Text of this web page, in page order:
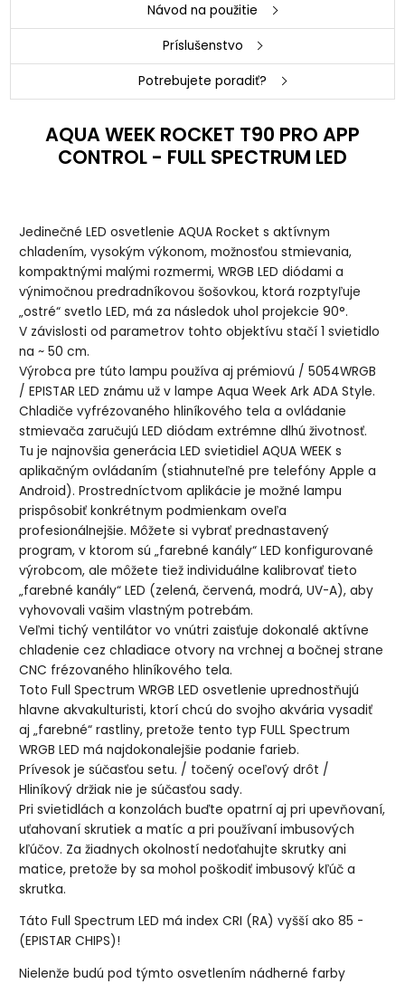
Návod na použitie
Príslušenstvo
Potrebujete poradiť?
AQUA WEEK ROCKET T90 PRO APP
CONTROL - FULL SPECTRUM LED
Jedinečné LED osvetlenie AQUA Rocket s aktívnym
chladením, vysokým výkonom, možnosťou stmievania,
kompaktnými malými rozmermi, WRGB LED diódami a
výnimočnou predradníkovou šošovkou, ktorá rozptyľuje
„ostré“ svetlo LED, má za následok uhol projekcie 90°.
V závislosti od parametrov tohto objektívu stačí 1 svietidlo
na ~ 50 cm.
Výrobca pre túto lampu používa aj prémiovú / 5054WRGB
/ EPISTAR LED známu už v lampe Aqua Week Ark ADA Style.
Chladiče vyfrézovaného hliníkového tela a ovládanie
stmievača zaručujú LED diódam extrémne dlhú životnosť.
Tu je najnovšia generácia LED svietidiel AQUA WEEK s
aplikačným ovládaním (stiahnuteľné pre telefóny Apple a
Android). Prostredníctvom aplikácie je možné lampu
prispôsobiť konkrétnym podmienkam oveľa
profesionálnejšie. Môžete si vybrať prednastavený
program, v ktorom sú „farebné kanály“ LED konfigurované
výrobcom, ale môžete tiež individuálne kalibrovať tieto
„farebné kanály“ LED (zelená, červená, modrá, UV-A), aby
vyhovovali vašim vlastným potrebám.
Veľmi tichý ventilátor vo vnútri zaisťuje dokonalé aktívne
chladenie cez chladiace otvory na vrchnej a bočnej strane
CNC frézovaného hliníkového tela.
Toto Full Spectrum WRGB LED osvetlenie uprednostňujú
hlavne akvakulturisti, ktorí chcú do svojho akvária vysadiť
aj „farebné“ rastliny, pretože tento typ FULL Spectrum
WRGB LED má najdokonalejšie podanie farieb.
Prívesok je súčasťou setu. / točený oceľový drôt /
Hliníkový držiak nie je súčasťou sady.
Pri svietidlách a konzolách buďte opatrní aj pri upevňovaní,
uťahovaní skrutiek a matíc a pri používaní imbusových
kľúčov. Za žiadnych okolností nedoťahujte skrutky ani
matice, pretože by sa mohol poškodiť imbusový kľúč a
skrutka.
Táto Full Spectrum LED má index CRI (RA) vyšší ako 85 -
(EPISTAR CHIPS)!
Nielenže budú pod týmto osvetlením nádherné farby